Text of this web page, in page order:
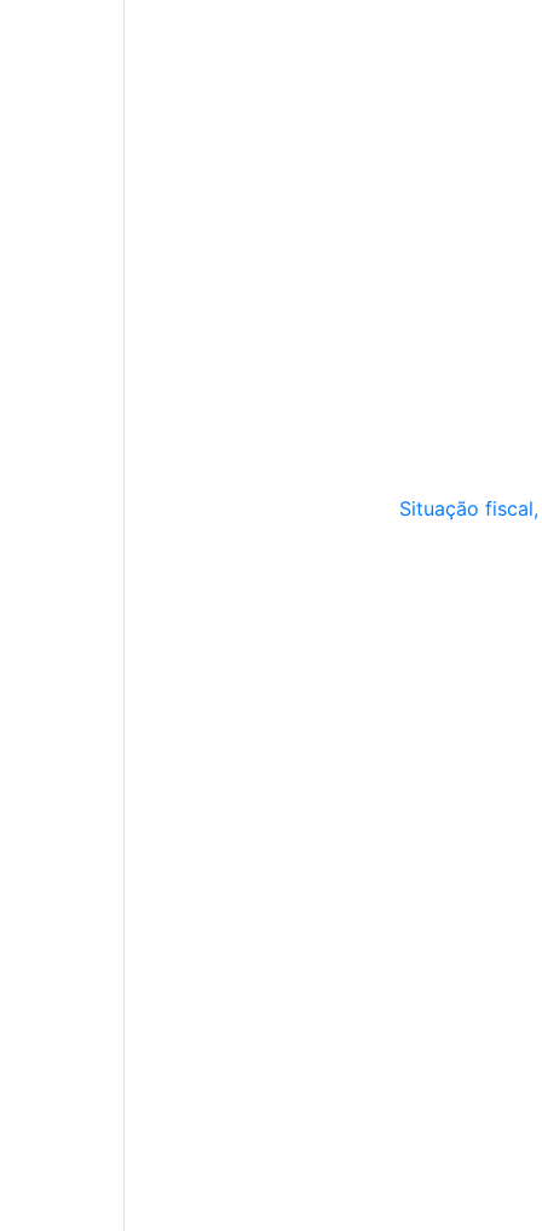
Situação